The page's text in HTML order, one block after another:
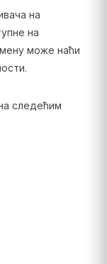
на
на
може наћи
следећим